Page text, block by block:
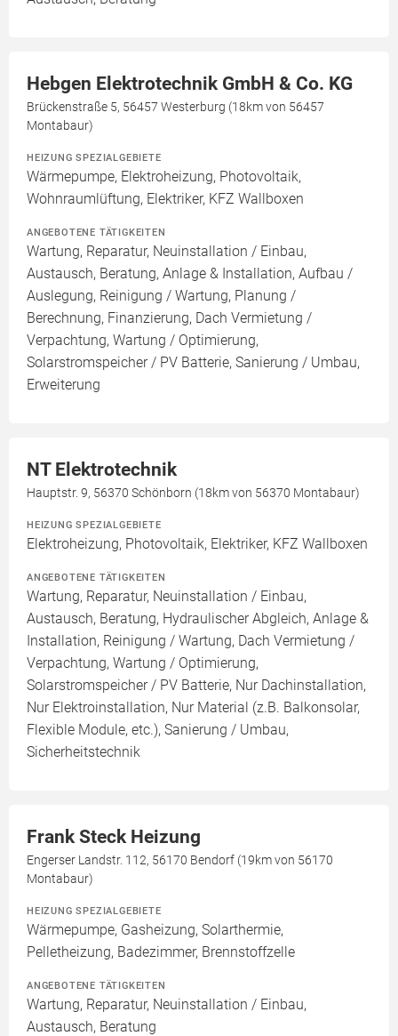
Hebgen Elektrotechnik GmbH & Co. KG
Brückenstraße 5, 56457 Westerburg (18km von 56457
Montabaur)
HEIZUNG SPEZIALGEBIETE
Wärmepumpe, Elektroheizung, Photovoltaik,
Wohnraumlüftung, Elektriker, KFZ Wallboxen
ANGEBOTENE TÄTIGKEITEN
Wartung, Reparatur, Neuinstallation / Einbau,
Austausch, Beratung, Anlage & Installation, Aufbau /
Auslegung, Reinigung / Wartung, Planung /
Berechnung, Finanzierung, Dach Vermietung /
Verpachtung, Wartung / Optimierung,
Solarstromspeicher / PV Batterie, Sanierung / Umbau,
Erweiterung
NT Elektrotechnik
Hauptstr. 9, 56370 Schönborn (18km von 56370 Montabaur)
HEIZUNG SPEZIALGEBIETE
Elektroheizung, Photovoltaik, Elektriker, KFZ Wallboxen
ANGEBOTENE TÄTIGKEITEN
Wartung, Reparatur, Neuinstallation / Einbau,
Austausch, Beratung, Hydraulischer Abgleich, Anlage &
Installation, Reinigung / Wartung, Dach Vermietung /
Verpachtung, Wartung / Optimierung,
Solarstromspeicher / PV Batterie, Nur Dachinstallation,
Nur Elektroinstallation, Nur Material (z.B. Balkonsolar,
Flexible Module, etc.), Sanierung / Umbau,
Sicherheitstechnik
Frank Steck Heizung
Engerser Landstr. 112, 56170 Bendorf (19km von 56170
Montabaur)
HEIZUNG SPEZIALGEBIETE
Wärmepumpe, Gasheizung, Solarthermie,
Pelletheizung, Badezimmer, Brennstoffzelle
ANGEBOTENE TÄTIGKEITEN
Wartung, Reparatur, Neuinstallation / Einbau,
Austausch, Beratung